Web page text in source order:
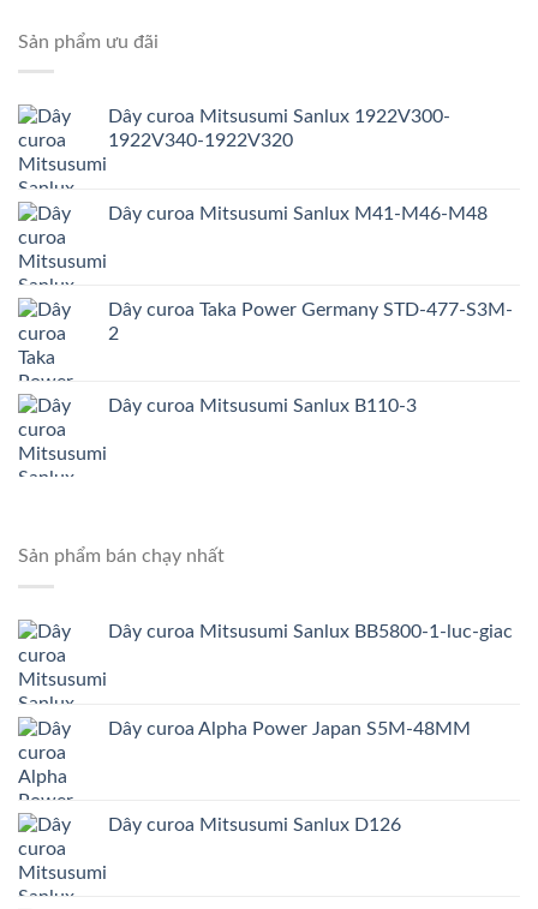
Sản phẩm ưu đãi
Dây curoa Mitsusumi Sanlux 1922V300-
1922V340-1922V320
Dây curoa Mitsusumi Sanlux M41-M46-M48
Dây curoa Taka Power Germany STD-477-S3M-
2
Dây curoa Mitsusumi Sanlux B110-3
Sản phẩm bán chạy nhất
Dây curoa Mitsusumi Sanlux BB5800-1-luc-giac
Dây curoa Alpha Power Japan S5M-48MM
Dây curoa Mitsusumi Sanlux D126